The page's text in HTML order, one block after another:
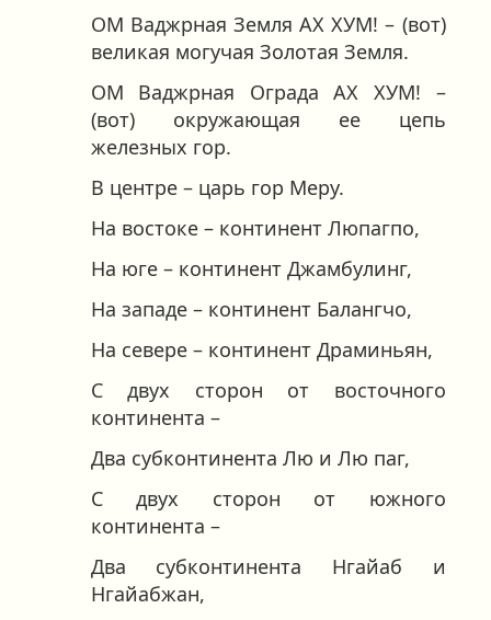
ОМ Ваджрная Земля АХ ХУМ! – (вот)
великая могучая Золотая Земля.
ОМ Ваджрная Ограда АХ ХУМ! –
(вот) окружающая ее цепь
железных гор.
В центре – царь гор Меру.
На востоке – континент Люпагпо,
На юге – континент Джамбулинг,
На западе – континент Балангчо,
На севере – континент Драминьян,
С двух сторон от восточного
континента –
Два субконтинента Лю и Лю паг,
С двух сторон от южного
континента –
Два субконтинента Нгайаб и
Нгайабжан,